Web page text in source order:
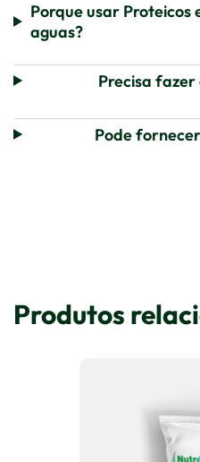
Porque usar Proteicos
aguas?
Precisa
Pode
Produtos